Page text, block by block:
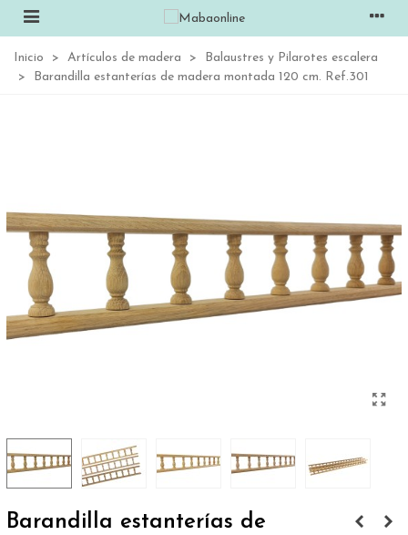
Inicio > Artículos de madera >
Balaustres y Pilarotes escalera
>
Barandilla estanterías de madera montada 120 cm. Ref.301
Barandilla estanterías de